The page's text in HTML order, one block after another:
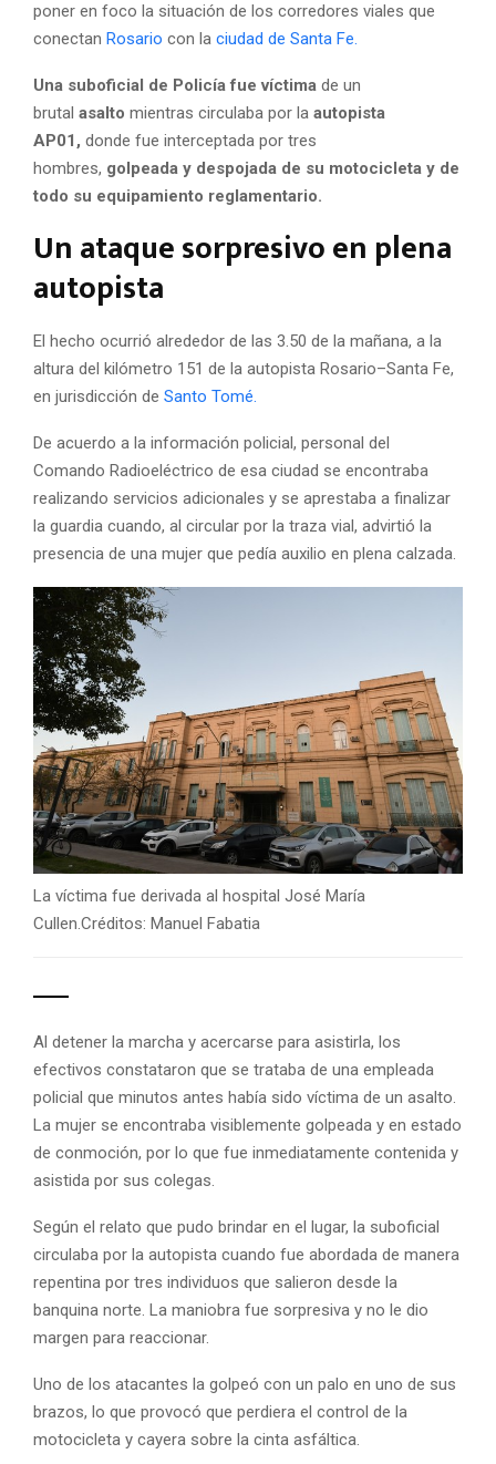
poner en foco la situación de los corredores viales que
conectan Rosario con la ciudad de Santa Fe.
Una suboficial de Policía fue víctima de un
brutal asalto mientras circulaba por la autopista
AP01, donde fue interceptada por tres
hombres, golpeada y despojada de su motocicleta y de
todo su equipamiento reglamentario.
Un ataque sorpresivo en plena
autopista
El hecho ocurrió alrededor de las 3.50 de la mañana, a la
altura del kilómetro 151 de la autopista Rosario–Santa Fe,
en jurisdicción de Santo Tomé.
De acuerdo a la información policial, personal del
Comando Radioeléctrico de esa ciudad se encontraba
realizando servicios adicionales y se aprestaba a finalizar
la guardia cuando, al circular por la traza vial, advirtió la
presencia de una mujer que pedía auxilio en plena calzada.
La víctima fue derivada al hospital José María
Cullen.Créditos: Manuel Fabatia
Al detener la marcha y acercarse para asistirla, los
efectivos constataron que se trataba de una empleada
policial que minutos antes había sido víctima de un asalto.
La mujer se encontraba visiblemente golpeada y en estado
de conmoción, por lo que fue inmediatamente contenida y
asistida por sus colegas.
Según el relato que pudo brindar en el lugar, la suboficial
circulaba por la autopista cuando fue abordada de manera
repentina por tres individuos que salieron desde la
banquina norte. La maniobra fue sorpresiva y no le dio
margen para reaccionar.
Uno de los atacantes la golpeó con un palo en uno de sus
brazos, lo que provocó que perdiera el control de la
motocicleta y cayera sobre la cinta asfáltica.